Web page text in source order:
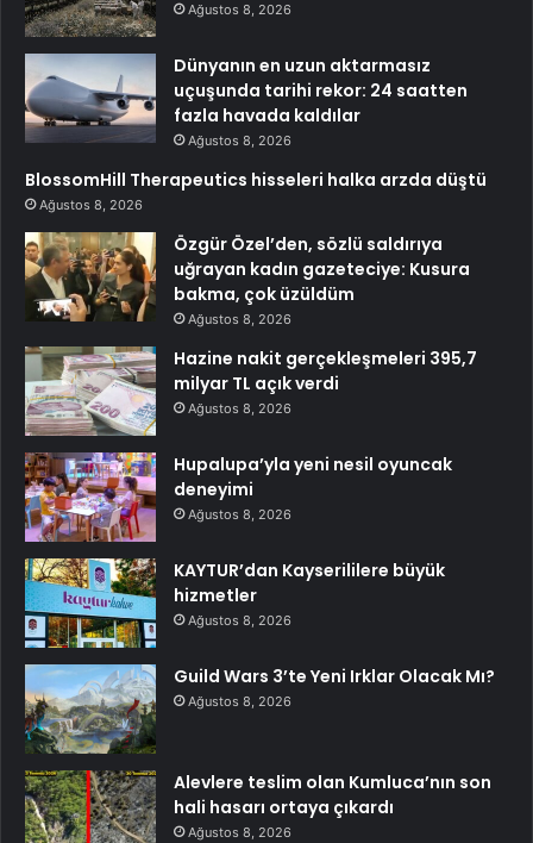
Ağustos 8, 2026
Dünyanın en uzun aktarmasız
uçuşunda tarihi rekor: 24 saatten
fazla havada kaldılar
Ağustos 8, 2026
BlossomHill Therapeutics hisseleri halka arzda düştü
Ağustos 8, 2026
Özgür Özel’den, sözlü saldırıya
uğrayan kadın gazeteciye: Kusura
bakma, çok üzüldüm
Ağustos 8, 2026
Hazine nakit gerçekleşmeleri 395,7
milyar TL açık verdi
Ağustos 8, 2026
Hupalupa’yla yeni nesil oyuncak
deneyimi
Ağustos 8, 2026
KAYTUR’dan Kayserililere büyük
hizmetler
Ağustos 8, 2026
Guild Wars 3’te Yeni Irklar Olacak Mı?
Ağustos 8, 2026
Alevlere teslim olan Kumluca’nın son
hali hasarı ortaya çıkardı
Ağustos 8, 2026